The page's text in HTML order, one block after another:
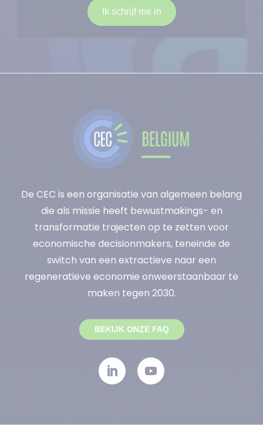
(Vereist) Ik schrijf me in
De CEC is een organisatie van algemeen belang
die als missie heeft bewustmakings- en
transformatie trajecten op te zetten voor
economische decisionmakers, teneinde de
switch van een extractieve naar een
regeneratieve economie onweerstaanbaar te
maken tegen 2030.
BEKIJK ONZE FAQ